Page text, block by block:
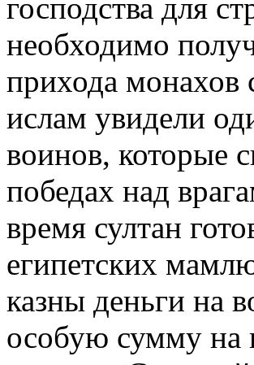
господства для
необходимо
прихода монахов
ислам увидели
воинов, которые
победах над
время султан
египетских
казны деньги на
особую сумму на